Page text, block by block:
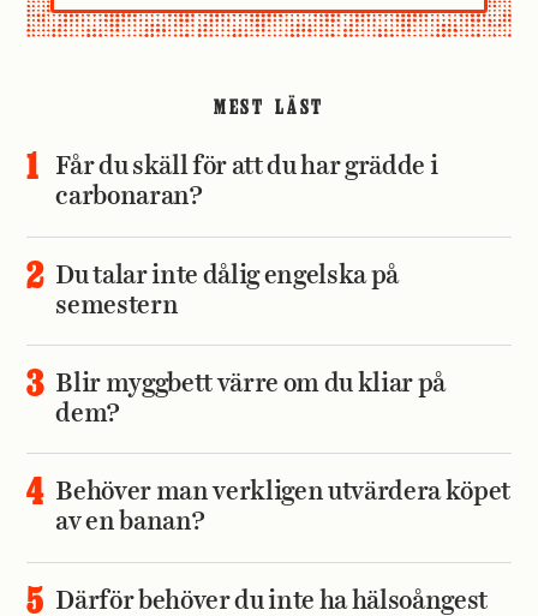
MEST LÄST
Får du skäll för att du har grädde i
carbonaran?
Du talar inte dålig engelska på
semestern
Blir myggbett värre om du kliar på
dem?
Behöver man verkligen utvärdera köpet
av en banan?
Därför behöver du inte ha hälsoångest